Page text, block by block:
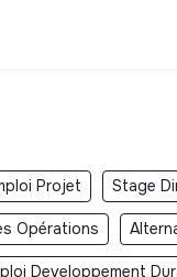
Projet Stage
Opérations
Developpement